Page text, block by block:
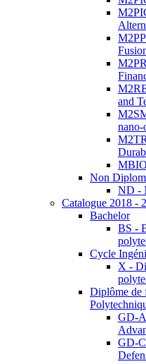
and
nano-
Non
ND -
Catalogue 2018 -
Bachelor
BS -
Cycle
X -
Diplôme de
GD-
GD-